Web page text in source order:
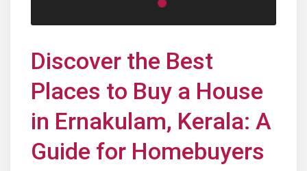
Discover the Best
Places to Buy a House
in Ernakulam, Kerala: A
Guide for Homebuyers